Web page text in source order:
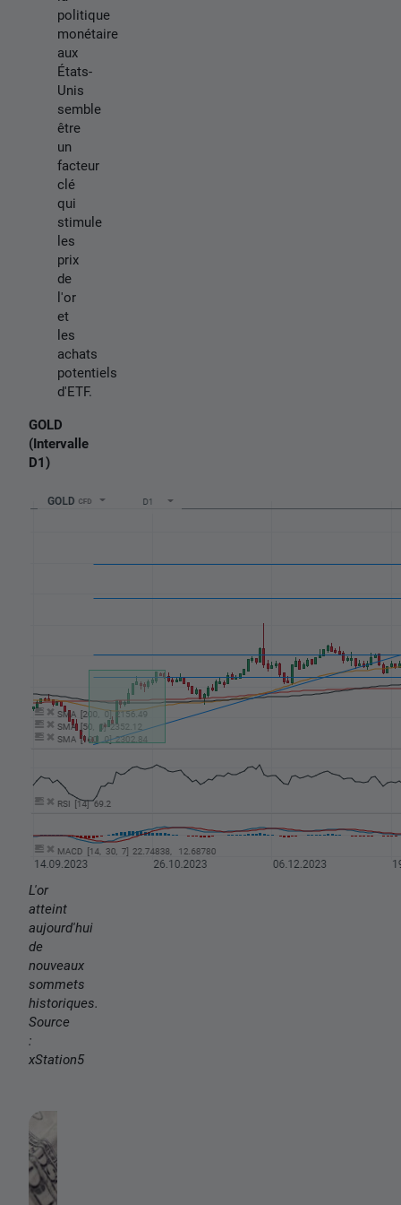
politique
monétaire
aux
États-
Unis
semble
être
un
facteur
clé
qui
stimule
les
prix
de
l'or
et
les
achats
potentiels
d'ETF.
GOLD
(Intervalle
D1)
L'or
atteint
aujourd'hui
de
nouveaux
sommets
historiques.
Source
:
xStation5